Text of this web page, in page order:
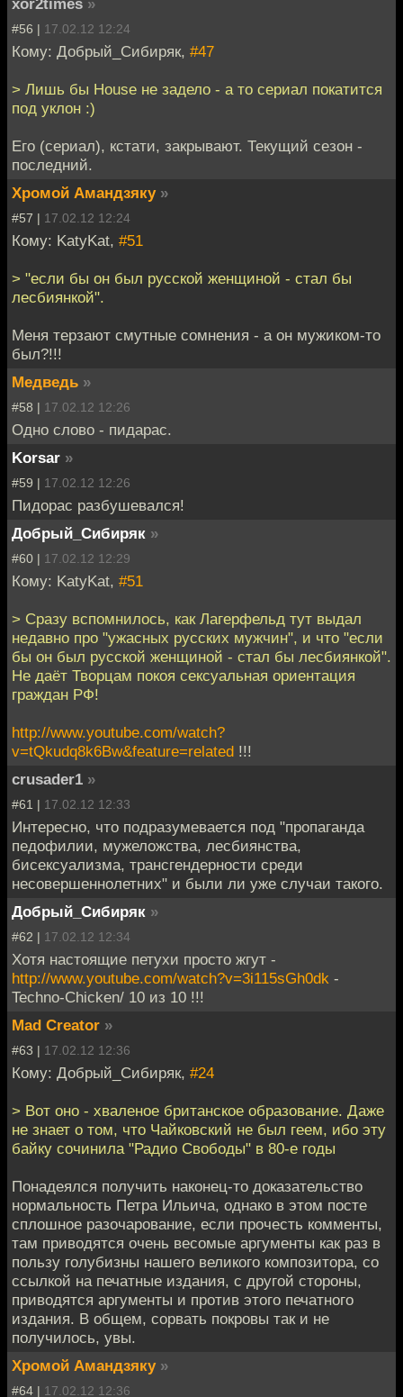
#56 | 17.02.12 12:24
Кому: Добрый_Сибиряк, #47
> Лишь бы House не задело - а то сериал покатится
под уклон :)
Его (сериал), кстати, закрывают. Текущий сезон -
последний.
Хромой Амандзяку »
#57 | 17.02.12 12:24
Кому: KatyKat, #51
> "если бы он был русской женщиной - стал бы
лесбиянкой".
Меня терзают смутные сомнения - а он мужиком-то
был?!!!
Медведь »
#58 | 17.02.12 12:26
Одно слово - пидарас.
Korsar »
#59 | 17.02.12 12:26
Пидорас разбушевался!
Добрый_Сибиряк »
#60 | 17.02.12 12:29
Кому: KatyKat, #51
> Сразу вспомнилось, как Лагерфельд тут выдал
недавно про "ужасных русских мужчин", и что "если
бы он был русской женщиной - стал бы лесбиянкой".
Не даёт Творцам покоя сексуальная ориентация
граждан РФ!
http://www.youtube.com/watch?
v=tQkudq8k6Bw&feature=related !!!
crusader1 »
#61 | 17.02.12 12:33
Интересно, что подразумевается под "пропаганда
педофилии, мужеложства, лесбиянства,
бисексуализма, трансгендерности среди
несовершеннолетних" и были ли уже случаи такого.
Добрый_Сибиряк »
#62 | 17.02.12 12:34
Хотя настоящие петухи просто жгут -
http://www.youtube.com/watch?v=3i115sGh0dk -
Techno-Chicken/ 10 из 10 !!!
Mad Creator »
#63 | 17.02.12 12:36
Кому: Добрый_Сибиряк, #24
> Вот оно - хваленое британское образование. Даже
не знает о том, что Чайковский не был геем, ибо эту
байку сочинила "Радио Свободы" в 80-е годы
Понадеялся получить наконец-то доказательство
нормальность Петра Ильича, однако в этом посте
сплошное разочарование, если прочесть комменты,
там приводятся очень весомые аргументы как раз в
пользу голубизны нашего великого композитора, со
ссылкой на печатные издания, с другой стороны,
приводятся аргументы и против этого печатного
издания. В общем, сорвать покровы так и не
получилось, увы.
Хромой Амандзяку »
#64 | 17.02.12 12:36